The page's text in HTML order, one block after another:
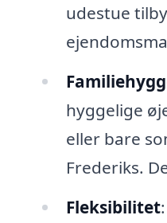
udestue
hyggelige
eller bare
Frederiks.
Fleksibilitet